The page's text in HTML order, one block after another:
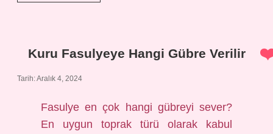
Ne
Kuru Fasulyeye Hangi Gübre Verilir
Tarih: Aralık 4, 2024
Fasulye en çok hangi gübreyi sever?
En uygun toprak türü olarak kabul